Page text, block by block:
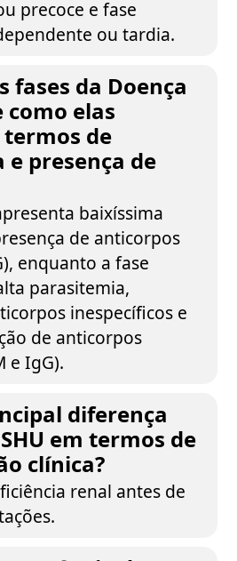
precoce e fase
ou tardia.
fases da Doença
como elas
de
presença de
baixíssima
de anticorpos
enquanto a fase
parasitemia,
inespecíficos e
de anticorpos
e IgG).
diferença
em termos de
clínica?
renal antes de